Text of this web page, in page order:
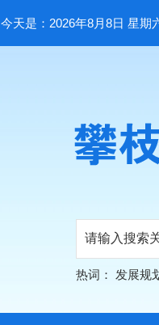
今天是：2026年8月8日 星期
热词： 发展规